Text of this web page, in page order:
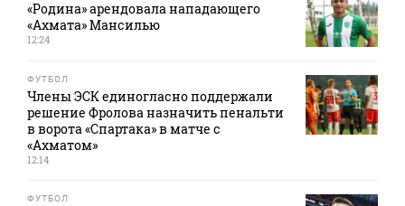
«Родина» арендовала нападающего
«Ахмата» Мансилью
12:24
ФУТБОЛ
Члены ЭСК единогласно поддержали
решение Фролова назначить пенальти
в ворота «Спартака» в матче с
«Ахматом»
12:14
ФУТБОЛ